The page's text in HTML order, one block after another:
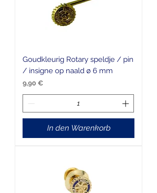
Goudkleurig Rotary speldje / pin
/ insigne op naald ø 6 mm
Preis
9,90 €
In den Warenkorb